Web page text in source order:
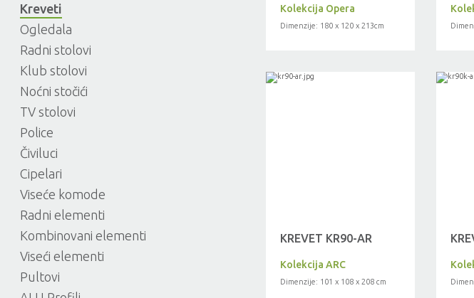
Kolekcija Opera
Dimenzije: 180 x 120 x 213cm
KREVET KR90-AR
Kolekcija ARC
Dimenzije: 101 x 108 x 208 cm
Kreveti
Ogledala
Radni stolovi
Klub stolovi
Noćni stočići
TV stolovi
Police
Čiviluci
Cipelari
Viseće komode
Radni elementi
Kombinovani elementi
Viseći elementi
Pultovi